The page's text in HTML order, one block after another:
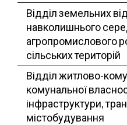
Відділ земельних
навколишнього
агропромислового
сільських територій
Відділ житлово-
комунальної
інфраструктури,
містобудування